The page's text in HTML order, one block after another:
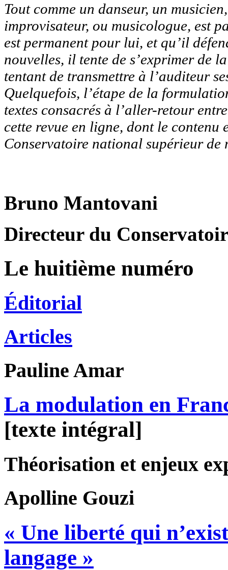
Tout comme un danseur, un
improvisateur, ou musicologue, est
est permanent pour lui, et qu’il
nouvelles, il tente de s’exprimer de
tentant de transmettre à l’auditeur
Quelquefois, l’étape de la
textes consacrés à l’aller-retour
cette revue en ligne, dont le contenu
Conservatoire national supérieur de
Bruno Mantovani
Directeur du
Le huitième numéro
Éditorial
Articles
Pauline Amar
La modulation en
[texte intégral]
Théorisation et enjeux
Apolline Gouzi
« Une liberté qui
langage »